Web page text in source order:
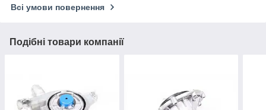
Всі умови повернення
Подібні товари компанії